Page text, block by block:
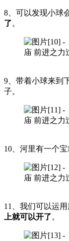
8、可以发现小球
了。
9、带着小球来到
子。
10、河里有一个宝
11、我们可以运
上就可以开了。